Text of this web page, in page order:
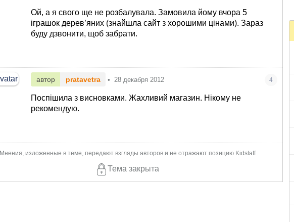
машина стояла на полке. Теперь хит сезона :) Мне самой очень
нравятся эти игрушки, так приятно их в руках деражать, буд-
то тепло от них идет. Но дети избалованы разноцветьем :(
Ой, а я свого ще не розбалувала. Замовила йому вчора 5
іграшок дерев’яних (знайшла сайт з хорошими цінами). Зараз
буду дзвонити, щоб забрати.
автор pratavetra • 28 декабря 2012 4
Поспішила з висновками. Жахливий магазин. Нікому не
рекомендую.
Мнения, изложенные в теме, передают взгляды авторов и не отражают позицию Kidstaff
Тема закрыта